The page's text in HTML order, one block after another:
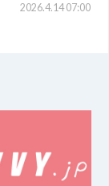
2026.4.14 07:00